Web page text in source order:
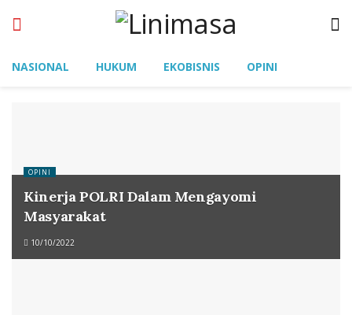
NASIONAL HUKUM EKOBISNIS OPINI
OPINI
Kinerja POLRI Dalam Mengayomi
Masyarakat
10/10/2022